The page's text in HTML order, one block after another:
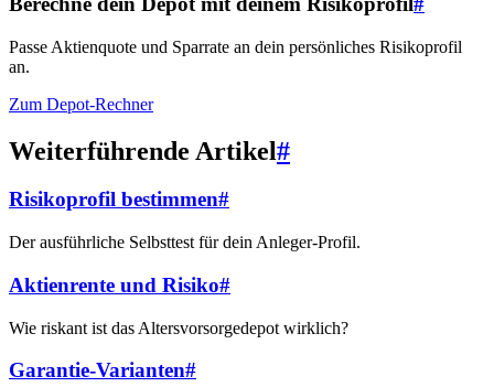
Passe Aktienquote und Sparrate an dein persönliches Risikoprofil
an.
Zum Depot-Rechner
Weiterführende Artikel#
Risikoprofil bestimmen#
Der ausführliche Selbsttest für dein Anleger-Profil.
Aktienrente und Risiko#
Wie riskant ist das Altersvorsorgedepot wirklich?
Garantie-Varianten#